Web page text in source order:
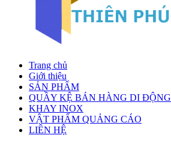
Trang chủ
Giới thiệu
SẢN PHẨM
QUẦY KỆ BÁN HÀNG DI ĐỘNG
KHAY INOX
VẬT PHẨM QUẢNG CÁO
LIÊN HỆ